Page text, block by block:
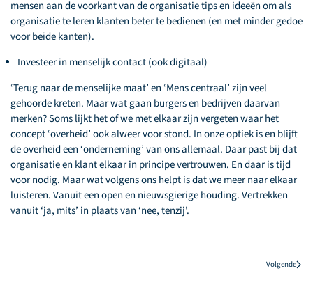
mensen aan de voorkant van de organisatie tips en ideeën om als
organisatie te leren klanten beter te bedienen (en met minder gedoe
voor beide kanten).
Investeer in menselijk contact (ook digitaal)
‘Terug naar de menselijke maat’ en ‘Mens centraal’ zijn veel
gehoorde kreten. Maar wat gaan burgers en bedrijven daarvan
merken? Soms lijkt het of we met elkaar zijn vergeten waar het
concept ‘overheid’ ook alweer voor stond. In onze optiek is en blijft
de overheid een ‘onderneming’ van ons allemaal. Daar past bij dat
organisatie en klant elkaar in principe vertrouwen. En daar is tijd
voor nodig. Maar wat volgens ons helpt is dat we meer naar elkaar
luisteren. Vanuit een open en nieuwsgierige houding. Vertrekken
vanuit ‘ja, mits’ in plaats van ‘nee, tenzij’.
Volgende